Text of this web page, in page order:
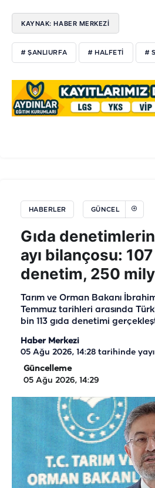
KAYNAK: HABER MERKEZİ
# ŞANLIURFA # HALFETI #
HABERLER GÜNCEL
Gıda
ayı bilançosu:
denetim, 250
Tarım ve Orman Bakanı İbrahim
Temmuz tarihleri arasında
bin 113 gıda denetimi
Haber Merkezi
05 Ağu 2026, 14:28 tarihinde
Güncelleme
05 Ağu 2026, 14:29